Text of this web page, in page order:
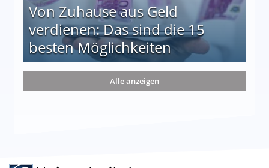
Von Zuhause aus Geld
verdienen: Das sind die 15
besten Möglichkeiten
die 15 besten Möglichkeiten
Alle anzeigen